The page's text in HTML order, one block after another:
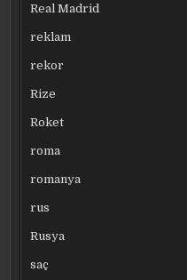
Real Madrid
reklam
rekor
Rize
Roket
roma
romanya
rus
Rusya
saç